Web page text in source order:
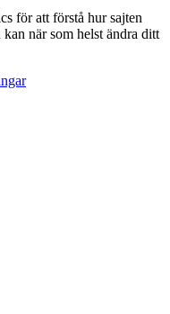
för att förstå hur sajten
när som helst ändra ditt